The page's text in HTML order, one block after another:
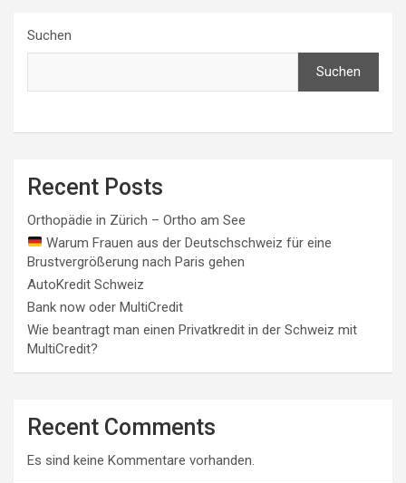
Suchen
Suchen
Recent Posts
Orthopädie in Zürich – Ortho am See
Warum Frauen aus der Deutschschweiz für eine
Brustvergrößerung nach Paris gehen
AutoKredit Schweiz
Bank now oder MultiCredit
Wie beantragt man einen Privatkredit in der Schweiz mit
MultiCredit?
Recent Comments
Es sind keine Kommentare vorhanden.